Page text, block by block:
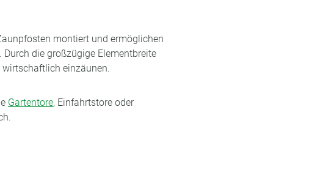
montiert und ermöglichen
die großzügige Elementbreite
einzäunen.
Gartentore, Einfahrtstore oder